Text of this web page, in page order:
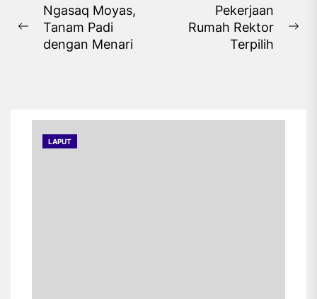
Navigasi
pos
Previous
post:
Ngasaq Moyas,
Tanam Padi
dengan Menari
Pekerjaan
Rumah Rektor
Terpilih
LAPUT